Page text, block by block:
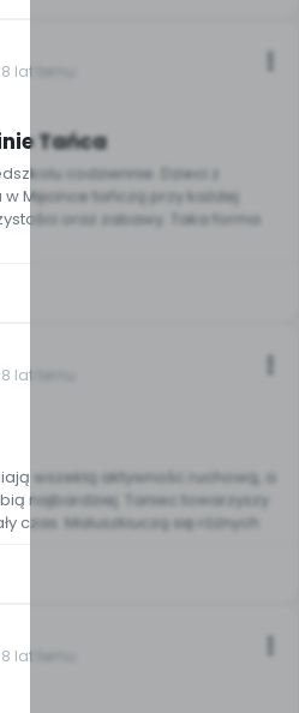
lat temu
Tańca
codziennie. Dzieci z
Męcince tańczą przy każdej
oraz zabawy. Taka forma
lat temu
wszeklą aktywnośc ruchową, a
najbardziej. Taniec towarzyszy
czas. Maluszkiuczą się różnych
lat temu